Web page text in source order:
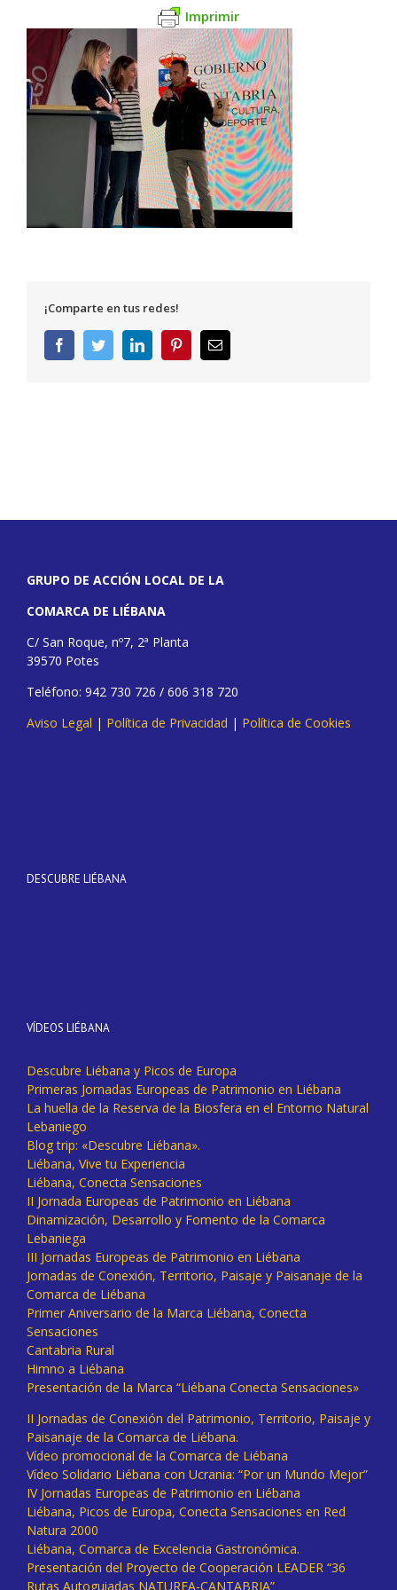
Imprimir
¡Comparte en tus redes!
FacebookTwitterLinkedInPinterestCorreo
electrónico
GRUPO DE ACCIÓN LOCAL DE LA
COMARCA DE LIÉBANA
C/ San Roque, nº7, 2ª Planta
39570 Potes
Teléfono: 942 730 726 / 606 318 720
Aviso Legal | Política de Privacidad | Política de Cookies
DESCUBRE LIÉBANA
VÍDEOS LIÉBANA
Descubre Liébana y Picos de Europa
Primeras Jornadas Europeas de Patrimonio en Liébana
La huella de la Reserva de la Biosfera en el Entorno Natural
Lebaniego
Blog trip: «Descubre Liébana».
Liébana, Vive tu Experiencia
Liébana, Conecta Sensaciones
II Jornada Europeas de Patrimonio en Liébana
Dinamización, Desarrollo y Fomento de la Comarca
Lebaniega
III Jornadas Europeas de Patrimonio en Liébana
Jornadas de Conexión, Territorio, Paisaje y Paisanaje de la
Comarca de Liébana
Primer Aniversario de la Marca Liébana, Conecta
Sensaciones
Cantabria Rural
Himno a Liébana
Presentación de la Marca “Liébana Conecta Sensaciones»
II Jornadas de Conexión del Patrimonio, Territorio, Paisaje y
Paisanaje de la Comarca de Liébana.
Vídeo promocional de la Comarca de Liébana
Vídeo Solidario Liébana con Ucrania: “Por un Mundo Mejor”
IV Jornadas Europeas de Patrimonio en Liébana
Liébana, Picos de Europa, Conecta Sensaciones en Red
Natura 2000
Liébana, Comarca de Excelencia Gastronómica.
Presentación del Proyecto de Cooperación LEADER “36
Rutas Autoguiadas NATUREA-CANTABRIA”